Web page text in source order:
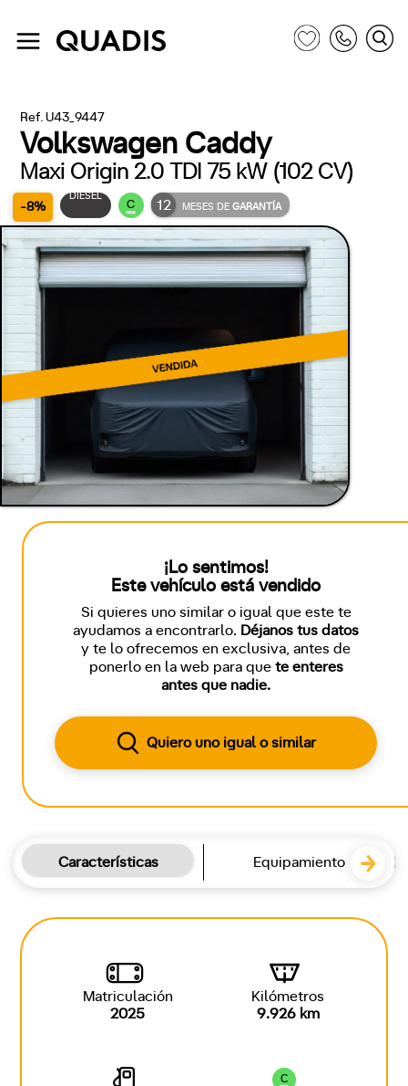
Ref. U43_9447
Volkswagen Caddy
Maxi Origin 2.0 TDI 75 kW (102 CV)
-8%
DIÉSEL
C 12 MESES DEGARANTÍA
¡Lo sentimos!
Este vehículo está vendido
Si quieres uno similar o igual que este te
ayudamos a encontrarlo. Déjanos tus datos
y te lo ofrecemos en exclusiva, antes de
ponerlo en la web para que te enteres
antes que nadie.
Quiero uno igual o similar
Características Equipamiento
Matriculación
2025
Kilómetros
9.926 km
C